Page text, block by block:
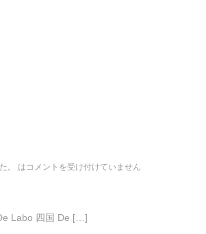
。 は コメントを受け付けていません
Labo 四国 De […]